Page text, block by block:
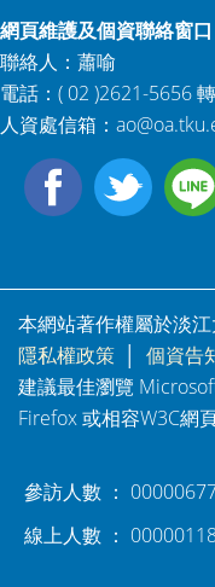
網頁維護及個資聯絡窗口
聯絡人：蕭喻
電話：( 02 )2621-5656
人資處信箱：
本網站著作權屬於淡
隱私權政策
個資告
建議最佳瀏覽
Firefox 或相容W3C網
參訪人數 ：
線上人數 ：